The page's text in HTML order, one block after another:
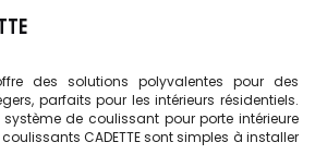
offre des solutions polyvalentes pour des
parfaits pour les intérieurs résidentiels.
de coulissant pour porte intérieure
CADETTE sont simples à installer